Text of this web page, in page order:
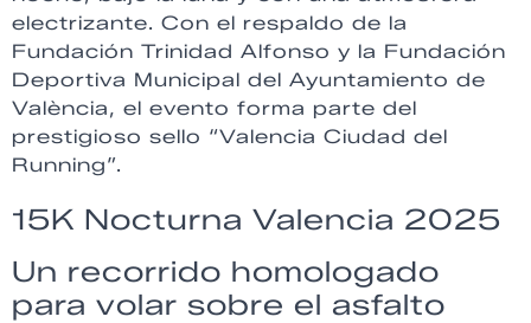
electrizante. Con el respaldo de la
Fundación Trinidad Alfonso y la Fundación
Deportiva Municipal del Ayuntamiento de
València, el evento forma parte del
prestigioso sello “Valencia Ciudad del
Running”.
15K Nocturna Valencia 2025
Un recorrido homologado
para volar sobre el asfalto